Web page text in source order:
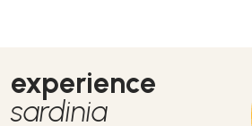
experience
sardinia